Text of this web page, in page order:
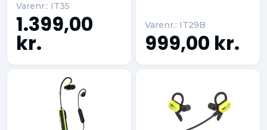
Varenr.: IT35
1.399,00
kr.
Varenr.: IT29B
999,00 kr.